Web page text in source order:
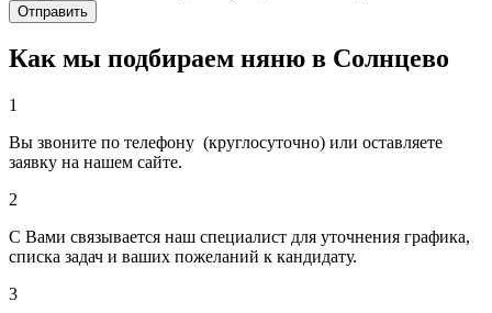
Как мы подбираем няню в Солнцево
1
Вы звоните по телефону (круглосуточно) или оставляете
заявку на нашем сайте.
2
С Вами связывается наш специалист для уточнения графика,
списка задач и ваших пожеланий к кандидату.
3